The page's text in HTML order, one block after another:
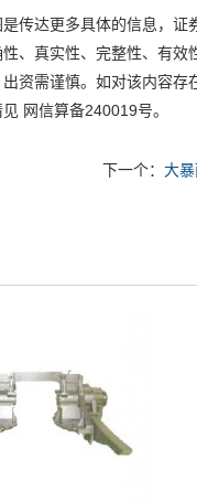
达更多具体的信息，证
、真实性、完整性、有
资需谨慎。如对该内容
网信算备240019号。
下一个： 大